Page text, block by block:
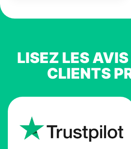
LISEZ LES
CLIENTS